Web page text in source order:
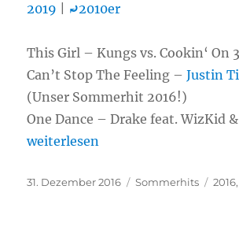
2019
⤾2010er
This Girl – Kungs vs. Cookin‘ On
Can’t Stop The Feeling –Justin
(Unser Sommerhit 2016!)
One Dance – Drake feat. WizKid
„Sommerhits 2016“
weiterlesen
Veröffentlicht
31. Dezember 2016 Kategorien
Sommerhits 2016